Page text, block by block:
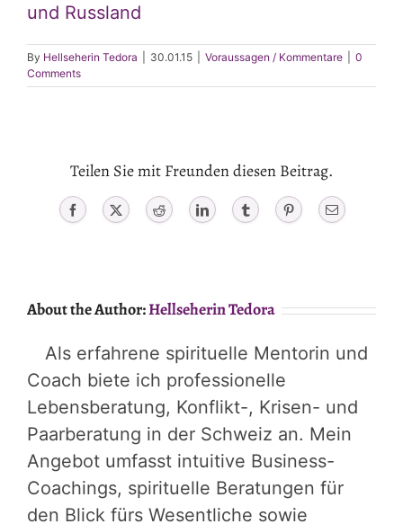
und Russland
By Hellseherin Tedora 30.01.15 Voraussagen / Kommentare
0
Comments
Teilen Sie mit Freunden diesen Beitrag.
Facebook X Reddit LinkedIn Tumblr PinterestEmail
About the Author:Hellseherin Tedora
Als erfahrene spirituelle Mentorin und
Coach biete ich professionelle
Lebensberatung, Konflikt-, Krisen- und
Paarberatung in der Schweiz an. Mein
Angebot umfasst intuitive Business-
Coachings, spirituelle Beratungen für
den Blick fürs Wesentliche sowie